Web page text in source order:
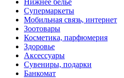
Супермаркеты
Мобильная связь, интернет
Зоотовары
Косметика, парфюмерия
Здоровье
Аксессуары
Сувениры, подарки
Банкомат